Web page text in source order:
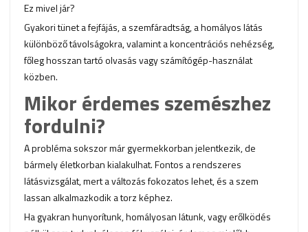
Ez mivel jár?
Gyakori tünet a fejfájás, a szemfáradtság, a homályos látás
különböző távolságokra, valamint a koncentrációs nehézség,
főleg hosszan tartó olvasás vagy számítógép-használat
közben.
Mikor érdemes szemészhez
fordulni?
A probléma sokszor már gyermekkorban jelentkezik, de
bármely életkorban kialakulhat. Fontos a rendszeres
látásvizsgálat, mert a változás fokozatos lehet, és a szem
lassan alkalmazkodik a torz képhez.
Ha gyakran hunyorítunk, homályosan látunk, vagy erőlködés